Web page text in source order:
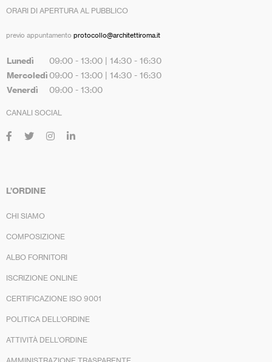
ORARI DI APERTURA AL PUBBLICO
previo appuntamento protocollo@architettiroma.it
Lunedì 09:00 - 13:00 | 14:30 - 16:30
Mercoledì 09:00 - 13:00 | 14:30 - 16:30
Venerdì 09:00 - 13:00
CANALI SOCIAL
L’ORDINE
CHI SIAMO
COMPOSIZIONE
ALBO FORNITORI
ISCRIZIONE ONLINE
CERTIFICAZIONE ISO 9001
POLITICA DELL’ORDINE
ATTIVITÀ DELL’ORDINE